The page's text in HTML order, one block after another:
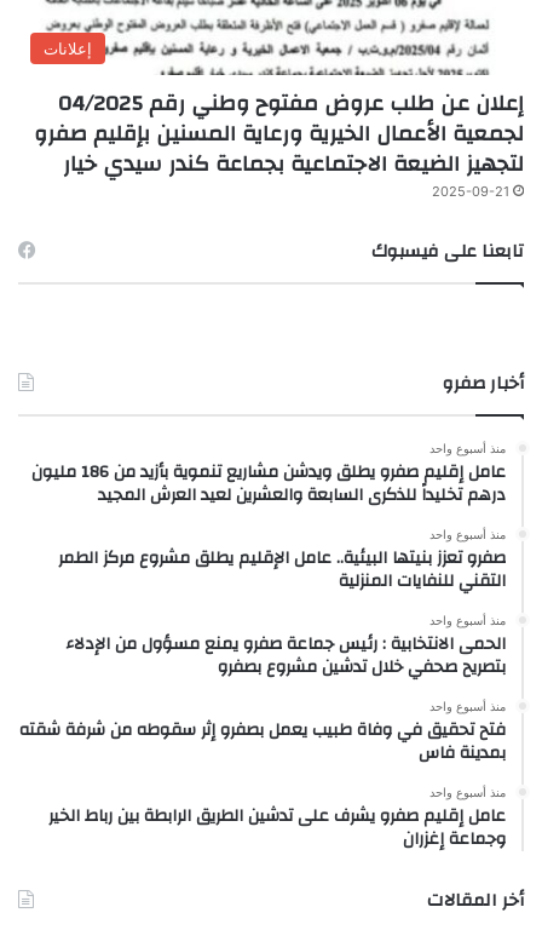
إعلانات
إعلان عن طلب عروض مفتوح وطني رقم 04/2025
لجمعية الأعمال الخيرية ورعاية المسنين بإقليم صفرو
لتجهيز الضيعة الاجتماعية بجماعة كندر سيدي خيار
2025-09-21
تابعنا على فيسبوك
أخبار صفرو
منذ أسبوع واحد
عامل إقليم صفرو يطلق ويدشن مشاريع تنموية بأزيد من 186 مليون
درهم تخليداً للذكرى السابعة والعشرين لعيد العرش المجيد
منذ أسبوع واحد
صفرو تعزز بنيتها البيئية.. عامل الإقليم يطلق مشروع مركز الطمر
التقني للنفايات المنزلية
منذ أسبوع واحد
الحمى الانتخابية : رئيس جماعة صفرو يمنع مسؤول من الإدلاء
بتصريح صحفي خلال تدشين مشروع بصفرو
منذ أسبوع واحد
فتح تحقيق في وفاة طبيب يعمل بصفرو إثر سقوطه من شرفة شقته
بمدينة فاس
منذ أسبوع واحد
عامل إقليم صفرو يشرف على تدشين الطريق الرابطة بين رباط الخير
وجماعة إغزران
أخر المقالات